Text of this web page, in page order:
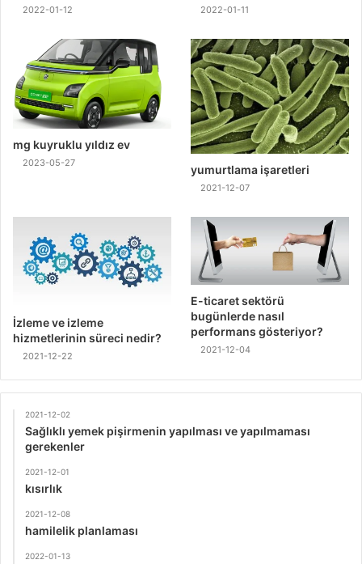
2022-01-12 2022-01-11
mg kuyruklu yıldız ev
2023-05-27
yumurtlama işaretleri
2021-12-07
İzleme ve izleme
hizmetlerinin süreci nedir?
2021-12-22
E-ticaret sektörü
bugünlerde nasıl
performans gösteriyor?
2021-12-04
2021-12-02
Sağlıklı yemek pişirmenin yapılması ve yapılmaması
gerekenler
2021-12-01
kısırlık
2021-12-08
hamilelik planlaması
2022-01-13